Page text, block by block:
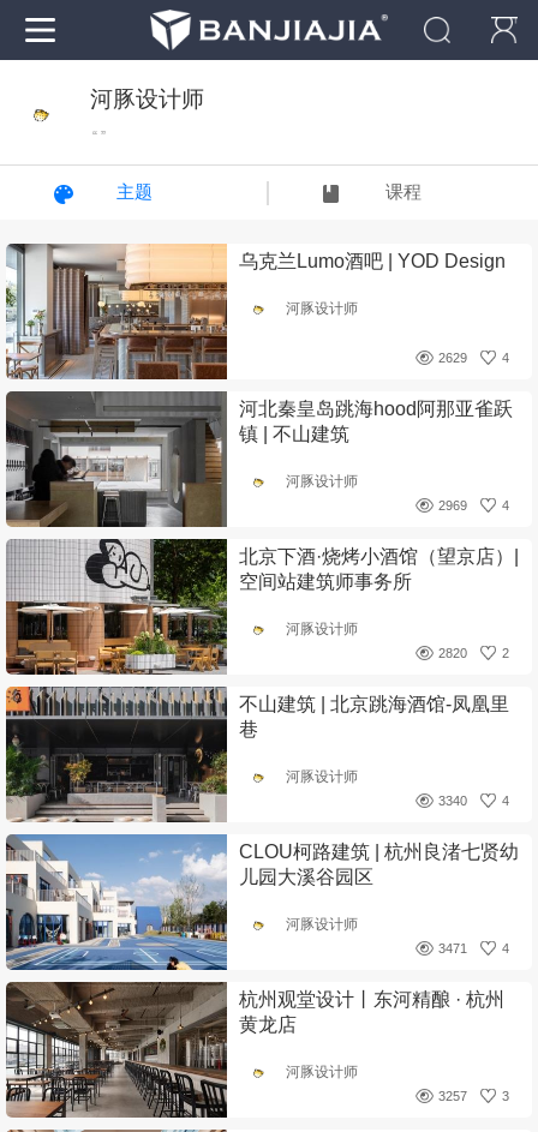
河豚设计师
“ ”
主题 课程
乌克兰Lumo酒吧 | YOD Design
河豚设计师
4
2629
河北秦皇岛跳海hood阿那亚雀跃
镇 | 不山建筑
河豚设计师
4
2969
北京下酒·烧烤小酒馆（望京店）|
空间站建筑师事务所
河豚设计师
2
2820
不山建筑 | 北京跳海酒馆-凤凰里
巷
河豚设计师
4
3340
CLOU柯路建筑 | 杭州良渚七贤幼
儿园大溪谷园区
河豚设计师
4
3471
杭州观堂设计丨东河精酿 · 杭州
黄龙店
河豚设计师
3
3257